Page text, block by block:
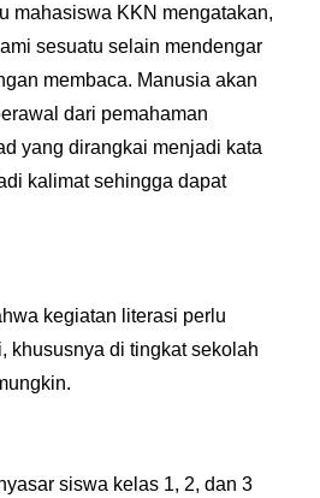
mahasiswa KKN mengatakan,
sesuatu selain mendengar
membaca. Manusia akan
dari pemahaman
yang dirangkai menjadi kata
kalimat sehingga dapat
kegiatan literasi perlu
khususnya di tingkat sekolah
siswa kelas 1, 2, dan 3